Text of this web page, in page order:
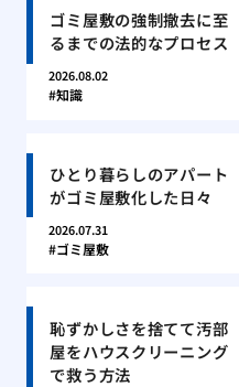
ゴミ屋敷の強制撤去に至
るまでの法的なプロセス
2026.08.02
知識
ひとり暮らしのアパート
がゴミ屋敷化した日々
2026.07.31
ゴミ屋敷
恥ずかしさを捨てて汚部
屋をハウスクリーニング
で救う方法